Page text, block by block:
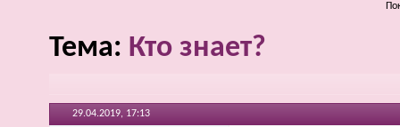
Тема: Кто знает?
29.04.2019, 17:13